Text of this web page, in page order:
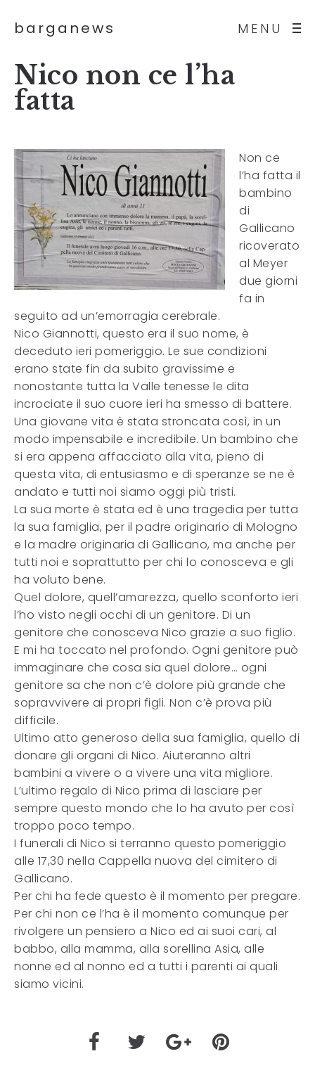
MENU
barganews
Nico non ce l’ha
fatta
Non ce
l’ha fatta il
bambino
di
Gallicano
ricoverato
al Meyer
due giorni
fa in
seguito ad un’emorragia cerebrale.
Nico Giannotti, questo era il suo nome, è
deceduto ieri pomeriggio. Le sue condizioni
erano state fin da subito gravissime e
nonostante tutta la Valle tenesse le dita
incrociate il suo cuore ieri ha smesso di battere.
Una giovane vita è stata stroncata così, in un
modo impensabile e incredibile. Un bambino che
si era appena affacciato alla vita, pieno di
questa vita, di entusiasmo e di speranze se ne è
andato e tutti noi siamo oggi più tristi.
La sua morte è stata ed è una tragedia per tutta
la sua famiglia, per il padre originario di Mologno
e la madre originaria di Gallicano, ma anche per
tutti noi e soprattutto per chi lo conosceva e gli
ha voluto bene.
Quel dolore, quell’amarezza, quello sconforto ieri
l’ho visto negli occhi di un genitore. Di un
genitore che conosceva Nico grazie a suo figlio.
E mi ha toccato nel profondo. Ogni genitore può
immaginare che cosa sia quel dolore… ogni
genitore sa che non c’è dolore più grande che
sopravvivere ai propri figli. Non c’è prova più
difficile.
Ultimo atto generoso della sua famiglia, quello di
donare gli organi di Nico. Aiuteranno altri
bambini a vivere o a vivere una vita migliore.
L’ultimo regalo di Nico prima di lasciare per
sempre questo mondo che lo ha avuto per così
troppo poco tempo.
I funerali di Nico si terranno questo pomeriggio
alle 17,30 nella Cappella nuova del cimitero di
Gallicano.
Per chi ha fede questo è il momento per pregare.
Per chi non ce l’ha è il momento comunque per
rivolgere un pensiero a Nico ed ai suoi cari, al
babbo, alla mamma, alla sorellina Asia, alle
nonne ed al nonno ed a tutti i parenti ai quali
siamo vicini.